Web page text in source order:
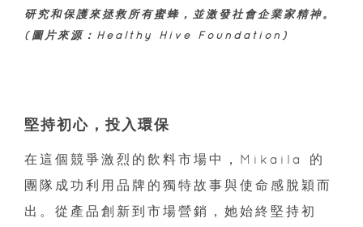
研究和保護來拯救所有蜜蜂，並激發社會企業家精神。
(圖片來源：Healthy Hive Foundation)
堅持初心，投入環保
在這個競爭激烈的飲料市場中，Mikaila 的
團隊成功利用品牌的獨特故事與使命感脫穎而
出。從產品創新到市場營銷，她始終堅持初